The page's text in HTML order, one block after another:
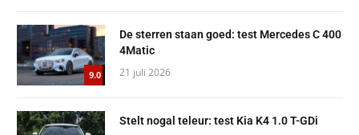
9.0
De sterren staan goed: test Mercedes C 400
4Matic
21 juli 2026
Stelt nogal teleur: test Kia K4 1.0 T-GDi